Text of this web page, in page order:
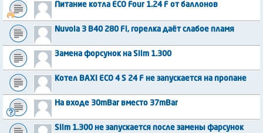
Питание котла ECO Four 1.24 F от баллонов
Nuvola 3 B40 280 Fi, горелка даёт слабое пламя
Замена форсунок на Slim 1.300
Котел BAXI ECO 4 S 24 F не запускается на пропане
На входе 30mBar вместо 37mBar
Slim 1.300 не запускается после замены фарсунок